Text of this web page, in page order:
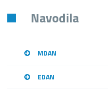
Navodila
MDAN
EDAN